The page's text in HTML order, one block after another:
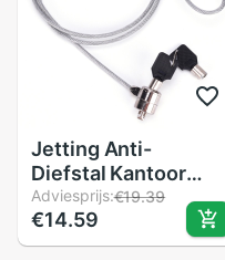
Jetting Anti-
Diefstal Kantoor
Notebook Laptop Pc
Computer Bureau
Key Security Lock
Adviesprijs:€19.39
€14.59